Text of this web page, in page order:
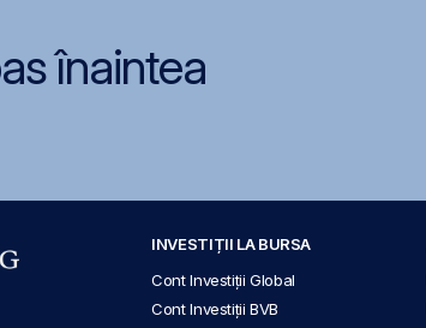
înaintea
INVESTIȚII LA BURSA
Cont Investiții Global
Cont Investiții BVB